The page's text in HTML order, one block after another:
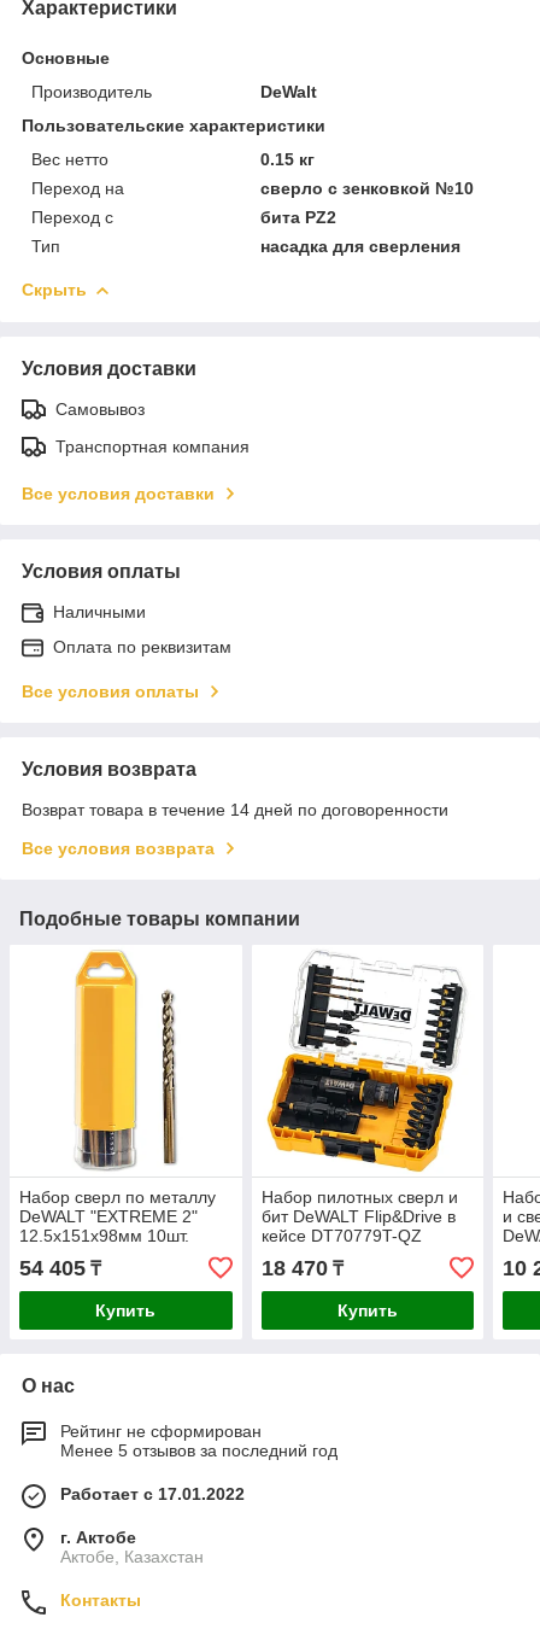
Характеристики
Основные
Производитель
DeWalt
Пользовательские характеристики
Вес нетто
0.15 кг
Переход на
сверло с зенковкой №10
Переход с
бита PZ2
Тип
насадка для сверления
Скрыть
Условия доставки
Самовывоз
Транспортная компания
Все условия доставки
Условия оплаты
Наличными
Оплата по реквизитам
Все условия оплаты
Условия возврата
Возврат товара в течение 14 дней по договоренности
Все условия возврата
Подобные товары компании
Набор сверл по металлу
DeWALT "EXTREME 2"
12.5х151х98мм 10шт.
DT5562-QZ
54 405 ₸
Купить
Набор пилотных сверл и
бит DeWALT Flip&Drive в
кейсе DT70779T-QZ
18 470₸
Купить
и
10
О нас
Рейтинг не сформирован
Менее 5 отзывов за последний год
Работает с 17.01.2022
г. Актобе
Актобе, Казахстан
Контакты